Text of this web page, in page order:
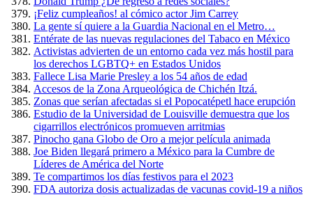
¡Feliz cumpleaños! al cómico actor Jim Carrey
La gente sí quiere a la Guardia Nacional en el Metro…
Entérate de las nuevas regulaciones del Tabaco en México
Activistas advierten de un entorno cada vez más hostil para
los derechos LGBTQ+ en Estados Unidos
Fallece Lisa Marie Presley a los 54 años de edad
Accesos de la Zona Arqueológica de Chichén Itzá.
Zonas que serían afectadas si el Popocatépetl hace erupción
Estudio de la Universidad de Louisville demuestra que los
cigarrillos electrónicos promueven arritmias
Pinocho gana Globo de Oro a mejor película animada
Joe Biden llegará primero a México para la Cumbre de
Líderes de América del Norte
Te compartimos los días festivos para el 2023
FDA autoriza dosis actualizadas de vacunas covid-19 a niños